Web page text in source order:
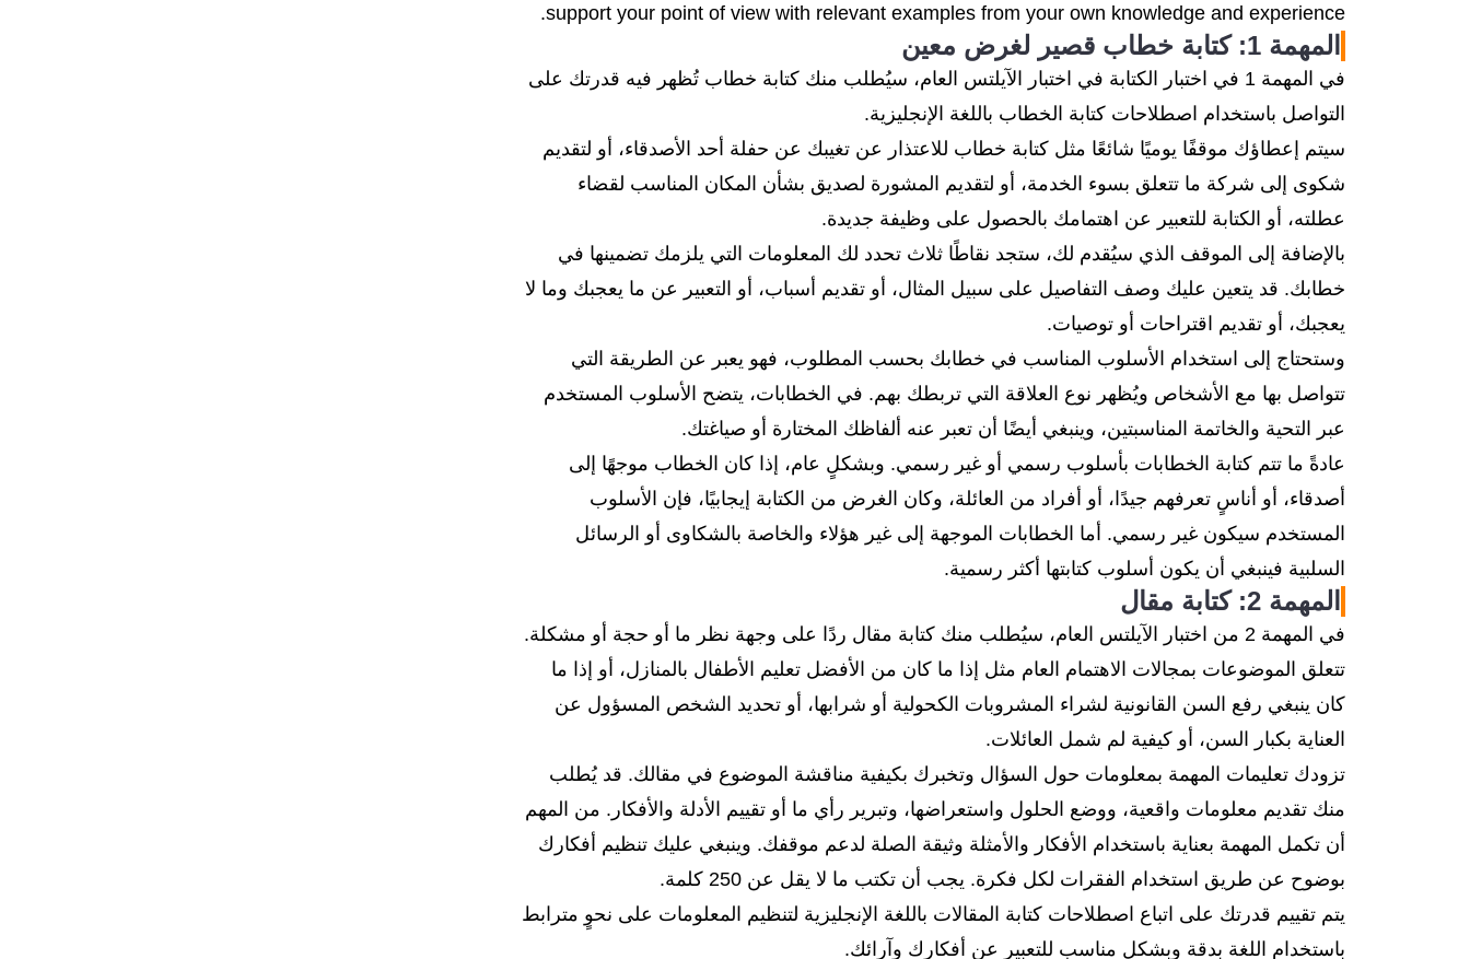
support your point of view with relevant examples from your own knowledge and experience.
المهمة 1: كتابة خطاب قصير لغرض معين
في المهمة 1 في اختبار الكتابة في اختبار الآيلتس العام، سيُطلب منك كتابة خطاب تُظهر فيه قدرتك على
التواصل باستخدام اصطلاحات كتابة الخطاب باللغة الإنجليزية.
سيتم إعطاؤك موقفًا يوميًا شائعًا مثل كتابة خطاب للاعتذار عن تغيبك عن حفلة أحد الأصدقاء، أو لتقديم
شكوى إلى شركة ما تتعلق بسوء الخدمة، أو لتقديم المشورة لصديق بشأن المكان المناسب لقضاء
عطلته، أو الكتابة للتعبير عن اهتمامك بالحصول على وظيفة جديدة.
بالإضافة إلى الموقف الذي سيُقدم لك، ستجد نقاطًا ثلاث تحدد لك المعلومات التي يلزمك تضمينها في
خطابك. قد يتعين عليك وصف التفاصيل على سبيل المثال، أو تقديم أسباب، أو التعبير عن ما يعجبك وما لا
يعجبك، أو تقديم اقتراحات أو توصيات.
وستحتاج إلى استخدام الأسلوب المناسب في خطابك بحسب المطلوب، فهو يعبر عن الطريقة التي
تتواصل بها مع الأشخاص ويُظهر نوع العلاقة التي تربطك بهم. في الخطابات، يتضح الأسلوب المستخدم
عبر التحية والخاتمة المناسبتين، وينبغي أيضًا أن تعبر عنه ألفاظك المختارة أو صياغتك.
عادةً ما تتم كتابة الخطابات بأسلوب رسمي أو غير رسمي. وبشكلٍ عام، إذا كان الخطاب موجهًا إلى
أصدقاء، أو أناسٍ تعرفهم جيدًا، أو أفراد من العائلة، وكان الغرض من الكتابة إيجابيًا، فإن الأسلوب
المستخدم سيكون غير رسمي. أما الخطابات الموجهة إلى غير هؤلاء والخاصة بالشكاوى أو الرسائل
السلبية فينبغي أن يكون أسلوب كتابتها أكثر رسمية.
المهمة 2: كتابة مقال
في المهمة 2 من اختبار الآيلتس العام، سيُطلب منك كتابة مقال ردًا على وجهة نظر ما أو حجة أو مشكلة.
تتعلق الموضوعات بمجالات الاهتمام العام مثل إذا ما كان من الأفضل تعليم الأطفال بالمنازل، أو إذا ما
كان ينبغي رفع السن القانونية لشراء المشروبات الكحولية أو شرابها، أو تحديد الشخص المسؤول عن
العناية بكبار السن، أو كيفية لم شمل العائلات.
تزودك تعليمات المهمة بمعلومات حول السؤال وتخبرك بكيفية مناقشة الموضوع في مقالك. قد يُطلب
منك تقديم معلومات واقعية، ووضع الحلول واستعراضها، وتبرير رأي ما أو تقييم الأدلة والأفكار. من المهم
أن تكمل المهمة بعناية باستخدام الأفكار والأمثلة وثيقة الصلة لدعم موقفك. وينبغي عليك تنظيم أفكارك
بوضوح عن طريق استخدام الفقرات لكل فكرة. يجب أن تكتب ما لا يقل عن 250 كلمة.
يتم تقييم قدرتك على اتباع اصطلاحات كتابة المقالات باللغة الإنجليزية لتنظيم المعلومات على نحوٍ مترابط
باستخدام اللغة بدقة وبشكل مناسب للتعبير عن أفكارك وآرائك.